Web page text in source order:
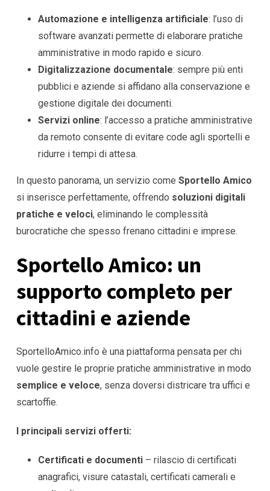
Automazione e intelligenza artificiale: l’uso di
software avanzati permette di elaborare pratiche
amministrative in modo rapido e sicuro.
Digitalizzazione documentale: sempre più enti
pubblici e aziende si affidano alla conservazione e
gestione digitale dei documenti.
Servizi online: l’accesso a pratiche amministrative
da remoto consente di evitare code agli sportelli e
ridurre i tempi di attesa.
In questo panorama, un servizio come Sportello Amico
si inserisce perfettamente, offrendo soluzioni digitali
pratiche e veloci, eliminando le complessità
burocratiche che spesso frenano cittadini e imprese.
Sportello Amico: un
supporto completo per
cittadini e aziende
SportelloAmico.info è una piattaforma pensata per chi
vuole gestire le proprie pratiche amministrative in modo
semplice e veloce, senza doversi districare tra uffici e
scartoffie.
I principali servizi offerti:
Certificati e documenti – rilascio di certificati
anagrafici, visure catastali, certificati camerali e